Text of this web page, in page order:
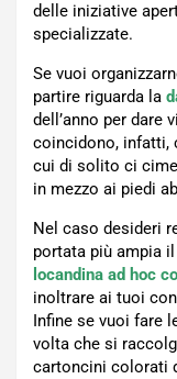
delle iniziative
specializzate.
Se vuoi
partire riguarda la
dell’anno per dare
coincidono, infatti,
cui di solito ci
in mezzo ai piedi
Nel caso desideri
portata più ampia
locandina ad hoc
inoltrare ai tuoi
Infine se vuoi fare
volta che si
cartoncini colorati